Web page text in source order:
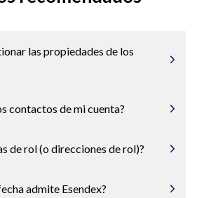
las propiedades de los
contactos de mi cuenta?
de rol (o direcciones de rol)?
admite Esendex?